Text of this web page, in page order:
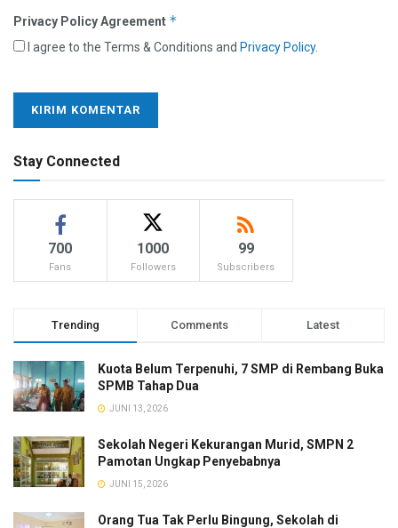
Privacy Policy Agreement *
I agree to the Terms & Conditions and Privacy Policy.
Stay Connected
700
Fans
1000
Followers
99
Subscribers
Trending Comments Latest
Kuota Belum Terpenuhi, 7 SMP di Rembang Buka
SPMB Tahap Dua
JUNI 13, 2026
Sekolah Negeri Kekurangan Murid, SMPN 2
Pamotan Ungkap Penyebabnya
JUNI 15, 2026
Orang Tua Tak Perlu Bingung, Sekolah di